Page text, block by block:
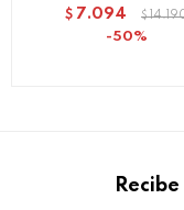
$ 7.094 $
50